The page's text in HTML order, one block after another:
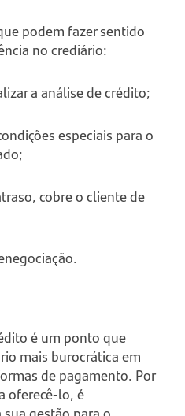
podem fazer sentido
no crediário:
a análise de crédito;
especiais para o
cobre o cliente de
é um ponto que
mais burocrática em
de pagamento. Por
oferecê-lo, é